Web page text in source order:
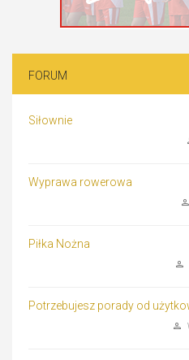
FORUM
Siłownie
Wyprawa rowerowa
Piłka Nożna
Potrzebujesz porady od